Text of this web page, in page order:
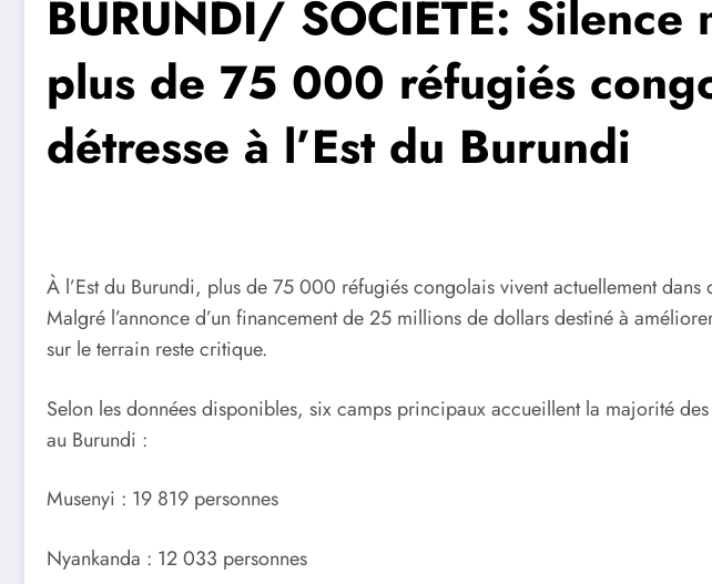
BURUNDI/ SOCIÉTÉ: Silence
plus de 75 000 réfugiés
détresse à l’Est du Burundi
À l’Est du Burundi, plus de 75 000 réfugiés congolais vivent actuellement
Malgré l’annonce d’un financement de 25 millions de dollars destiné à
sur le terrain reste critique.
Selon les données disponibles, six camps principaux accueillent la majorité
au Burundi :
Musenyi : 19 819 personnes
Nyankanda : 12 033 personnes